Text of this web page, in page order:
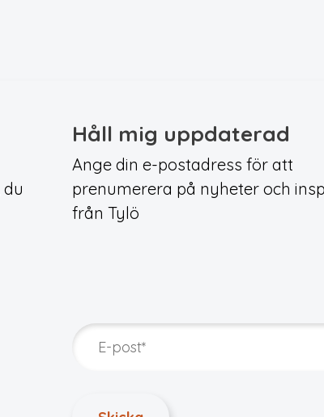
Håll mig uppdaterad
Ange din e-postadress för att
prenumerera på nyheter och
från Tylö